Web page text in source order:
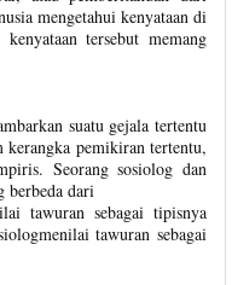
mengetahui kenyataan di
tersebut memang
suatu gejala tertentu
pemikiran tertentu,
Seorang sosiolog dan
berbeda dari
tawuran sebagai tipisnya
tawuran sebagai